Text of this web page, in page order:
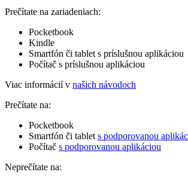
Prečítate na zariadeniach:
Pocketbook
Kindle
Smartfón či tablet s príslušnou aplikáciou
Počítač s príslušnou aplikáciou
Viac informácií v našich návodoch
Prečítate na:
Pocketbook
Smartfón či tablet s podporovanou
Počítač s podporovanou aplikáciou
Neprečítate na: